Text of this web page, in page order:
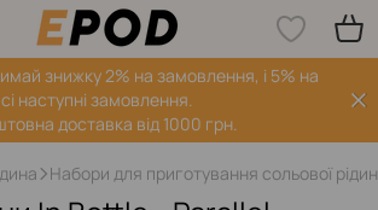
знижку 2% на замовлення, і 5% на
наступні замовлення.
доставка від 1000 грн.
Набори для приготування сольової